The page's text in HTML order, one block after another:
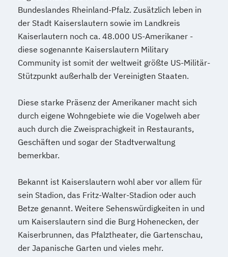
Bundeslandes Rheinland-Pfalz. Zusätzlich leben in
der Stadt Kaiserslautern sowie im Landkreis
Kaiserlautern noch ca. 48.000 US-Amerikaner -
diese sogenannte Kaiserslautern Military
Community ist somit der weltweit größte US-Militär-
Stützpunkt außerhalb der Vereinigten Staaten.
Diese starke Präsenz der Amerikaner macht sich
durch eigene Wohngebiete wie die Vogelweh aber
auch durch die Zweisprachigkeit in Restaurants,
Geschäften und sogar der Stadtverwaltung
bemerkbar.
Bekannt ist Kaiserslautern wohl aber vor allem für
sein Stadion, das Fritz-Walter-Stadion oder auch
Betze genannt. Weitere Sehenswürdigkeiten in und
um Kaiserslautern sind die Burg Hohenecken, der
Kaiserbrunnen, das Pfalztheater, die Gartenschau,
der Japanische Garten und vieles mehr.